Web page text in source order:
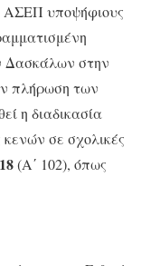
ΑΣΕΠ υποψήφιους
Δασκάλων στην
πλήρωση των
η διαδικασία
σε σχολικές
(Α΄ 102), όπως